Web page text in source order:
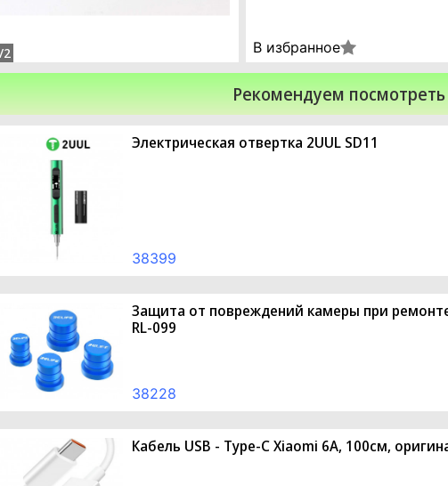
2 В избранное
Рекомендуем посмотреть
Электрическая отвертка 2UUL SD11
38399
Защита от повреждений камеры при
RL-099
38228
Кабель USB - Type-C Xiaomi 6A, 100см,